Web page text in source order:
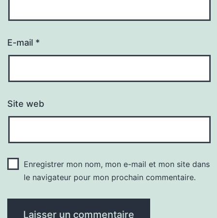
E-mail *
Site web
Enregistrer mon nom, mon e-mail et mon site dans
le navigateur pour mon prochain commentaire.